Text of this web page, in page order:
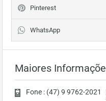
Pinterest
WhatsApp
Maiores
Fone : (47) 9 9762-2021